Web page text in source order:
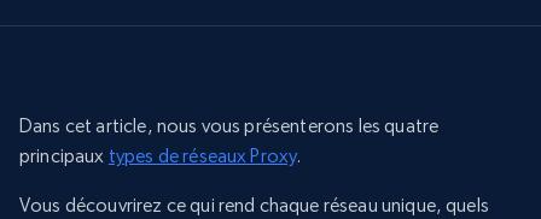
Dans cet article, nous vous présenterons les quatre
principaux types de réseaux Proxy.
Vous découvrirez ce qui rend chaque réseau unique, quels